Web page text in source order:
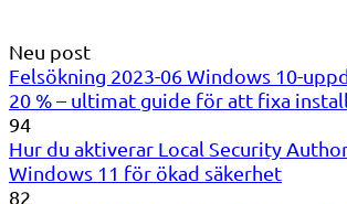
Neu post
Felsökning 2023-06 Windows 10-
20 % – ultimat guide för att fixa
94
Hur du aktiverar Local Security
Windows 11 för ökad säkerhet
82